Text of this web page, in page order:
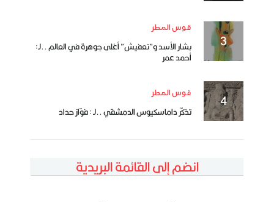
قوس المطر
بشار الأسد و”تعفيش” أغلى جوهرة في العالم ..لـ:
أحمد عمر
قوس المطر
تذكّر داماسكيوس الدمشقي ..لـ : فوّاز حداد
انضم إلى القائمة البريدية